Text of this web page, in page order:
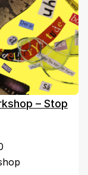
– Stop